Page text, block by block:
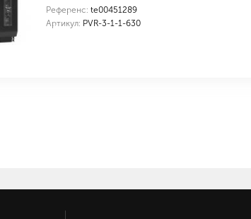
Референс: te00451289
Артикул: PVR-3-1-1-630